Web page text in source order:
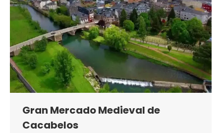
Gran Mercado Medieval de
Cacabelos